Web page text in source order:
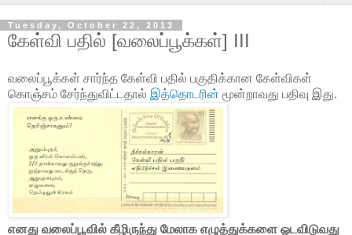
Tuesday, October 22, 2013
கேள்வி பதில் [வலைப்பூக்கள்] III
வலைப்பூக்கள் சார்ந்த கேள்வி பதில் பகுதிக்கான கேள்விகள்
கொஞ்சம் சேர்ந்துவிட்டதால் இத்தொடரின் மூன்றாவது பதிவு இது.
எனது வலைப்பூவில் கீழிருந்து மேலாக எழுத்துக்களை ஓடவிடுவது